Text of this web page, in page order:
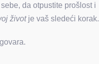
da otpustite prošlost i
životje vaš sledeći korak.